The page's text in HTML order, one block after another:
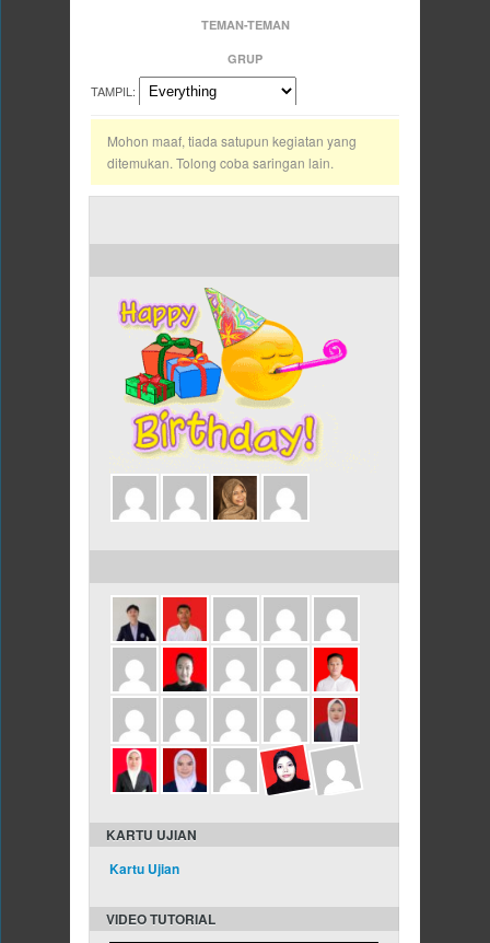
TEMAN-TEMAN
GRUP
TAMPIL:
Mohon maaf, tiada satupun kegiatan yang
ditemukan. Tolong coba saringan lain.
KARTU UJIAN
Kartu Ujian
VIDEO TUTORIAL